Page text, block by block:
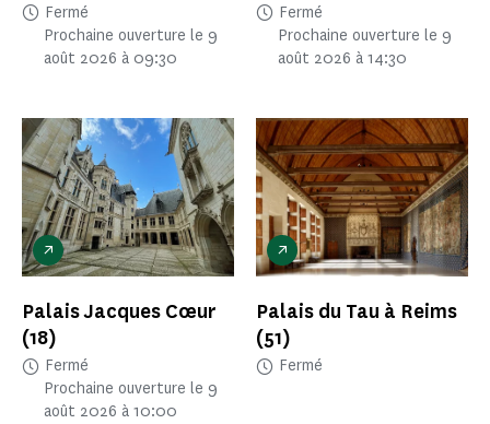
Fermé
Prochaine ouverture le 9
août 2026 à 09:30
Fermé
Prochaine ouverture le 9
août 2026 à 14:30
Palais Jacques Cœur
(18)
Fermé
Prochaine ouverture le 9
août 2026 à 10:00
Palais du Tau à Reims
(51)
Fermé